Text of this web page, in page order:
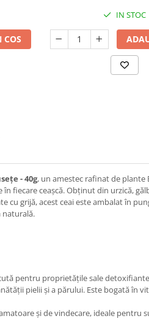
IN STOC
- 40g, un amestec rafinat de plante
fiecare ceașcă. Obținut din urzică,
cu grijă, acest ceai este ambalat în
naturală.
pentru proprietățile sale
pielii și a părului. Este bogată în
și de vindecare, ideale pentru